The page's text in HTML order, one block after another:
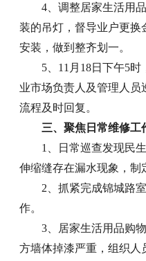
4、调整居家生活用
装的吊灯，督导业户更换
安装，做到整齐划一。
5、11月18日下午5
业市场负责人及管理人
流程及时回复。
三、聚焦日常维修工
1、日常巡查发现民
伸缩缝存在漏水现象，制
2、抓紧完成锦城路
作。
3、居家生活用品购
方墙体掉漆严重，组织人